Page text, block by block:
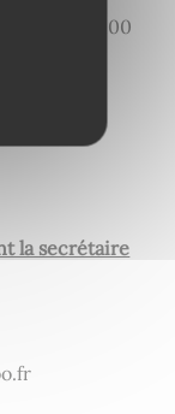
et de 14h00
à 17h30
19h00
la secrétaire